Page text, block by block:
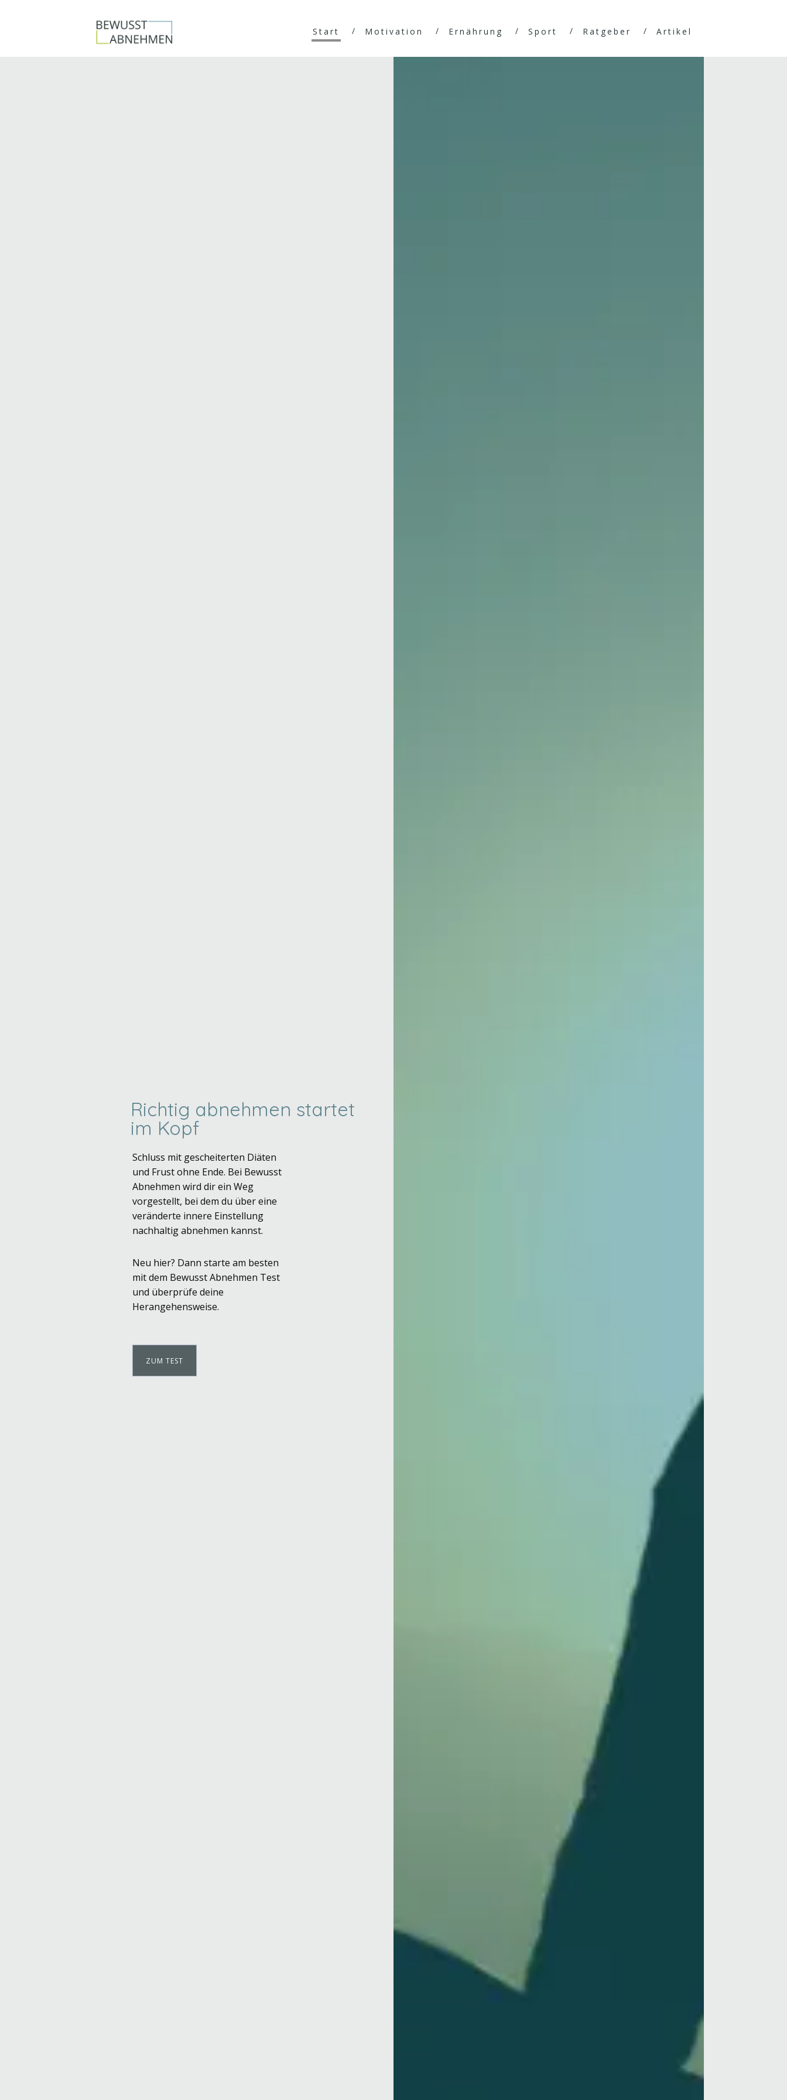
Start Motivation Ernährung Sport Ratgeber Artikel
Richtig abnehmen startet
im Kopf
Schluss mit gescheiterten Diäten
und Frust ohne Ende. Bei Bewusst
Abnehmen wird dir ein Weg
vorgestellt, bei dem du über eine
veränderte innere Einstellung
nachhaltig abnehmen kannst.
Neu hier? Dann starte am besten
mit dem Bewusst Abnehmen Test
und überprüfe deine
Herangehensweise.
ZUM TEST